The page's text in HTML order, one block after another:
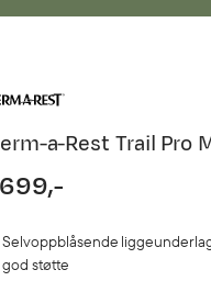
a-Rest Trail Pro
Selvoppblåsende
god støtte